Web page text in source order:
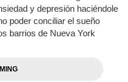
y depresión haciéndole
poder conciliar el sueño
barrios de Nueva York